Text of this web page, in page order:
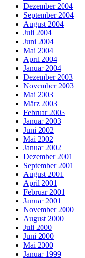
Dezember 2004
September 2004
August 2004
Juli 2004
Juni 2004
Mai 2004
April 2004
Januar 2004
Dezember 2003
November 2003
Mai 2003
März 2003
Februar 2003
Januar 2003
Juni 2002
Mai 2002
Januar 2002
Dezember 2001
September 2001
August 2001
April 2001
Februar 2001
Januar 2001
November 2000
August 2000
Juli 2000
Juni 2000
Mai 2000
Januar 1999